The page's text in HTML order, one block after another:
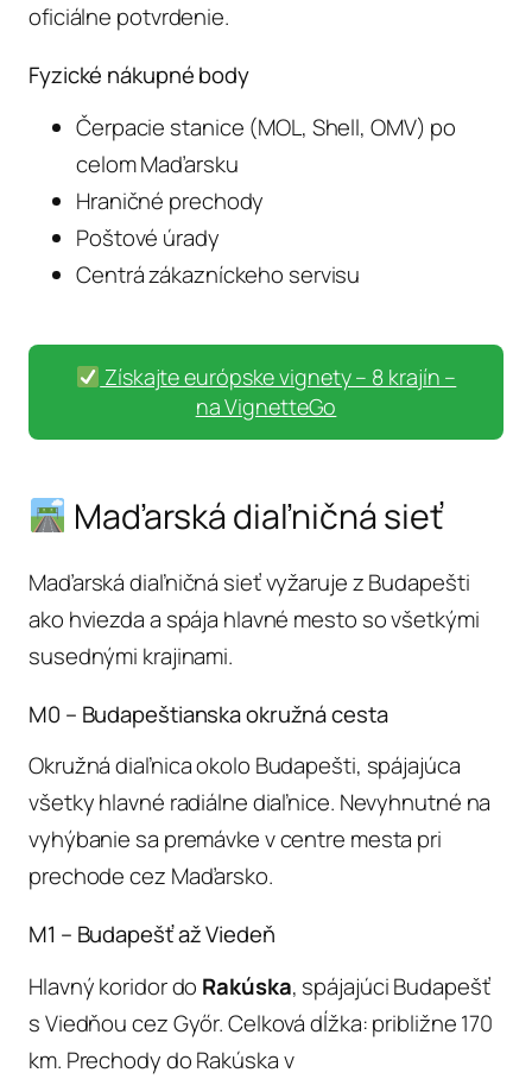
oficiálne potvrdenie.
Fyzické nákupné body
Čerpacie stanice (MOL, Shell, OMV) po
celom Maďarsku
Hraničné prechody
Poštové úrady
Centrá zákazníckeho servisu
Získajte európske vignety – 8 krajín –
na VignetteGo
Maďarská diaľničná sieť
Maďarská diaľničná sieť vyžaruje z Budapešti
ako hviezda a spája hlavné mesto so všetkými
susednými krajinami.
M0 – Budapeštianska okružná cesta
Okružná diaľnica okolo Budapešti, spájajúca
všetky hlavné radiálne diaľnice. Nevyhnutné na
vyhýbanie sa premávke v centre mesta pri
prechode cez Maďarsko.
M1 – Budapešť až Viedeň
Hlavný koridor do Rakúska, spájajúci Budapešť
s Viedňou cez Győr. Celková dĺžka: približne 170
km. Prechody do Rakúska v